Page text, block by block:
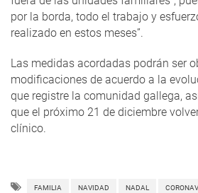
por la borda, todo el trabajo y
realizado en estos meses”.
Las medidas acordadas podrán ser
modificaciones de acuerdo a la
que registre la comunidad gallega,
que el próximo 21 de diciembre
clínico.
FAMILIA NAVIDAD NADAL